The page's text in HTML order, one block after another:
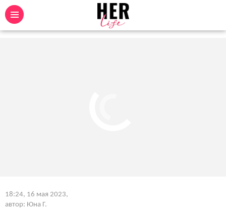
18:24, 16 мая 2023,
автор: Юна Г.